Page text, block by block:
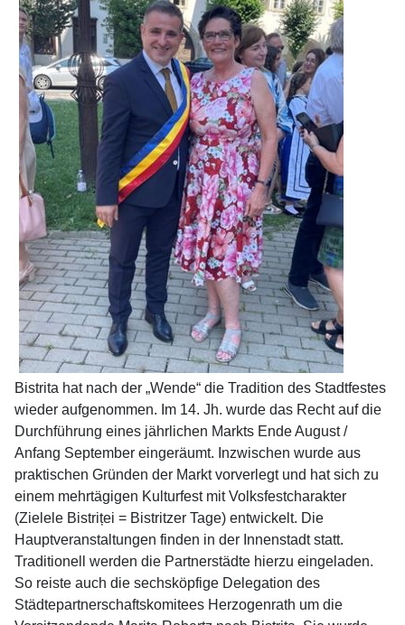
Bistrita hat nach der „Wende“ die Tradition des Stadtfestes
wieder aufgenommen. Im 14. Jh. wurde das Recht auf die
Durchführung eines jährlichen Markts Ende August /
Anfang September eingeräumt. Inzwischen wurde aus
praktischen Gründen der Markt vorverlegt und hat sich zu
einem mehrtägigen Kulturfest mit Volksfestcharakter
(Zielele Bistriței = Bistritzer Tage) entwickelt. Die
Hauptveranstaltungen finden in der Innenstadt statt.
Traditionell werden die Partnerstädte hierzu eingeladen.
So reiste auch die sechsköpfige Delegation des
Städtepartnerschaftskomitees Herzogenrath um die